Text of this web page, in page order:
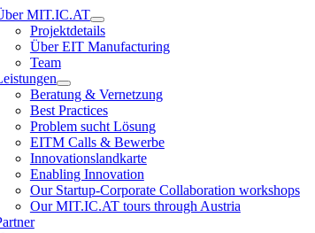
MIT.IC.AT
Projektdetails
Über EIT Manufacturing
Team
Beratung & Vernetzung
Best Practices
Problem sucht Lösung
EITM Calls & Bewerbe
Innovationslandkarte
Enabling Innovation
Our Startup-Corporate Collaboration workshops
Our MIT.IC.AT tours through Austria